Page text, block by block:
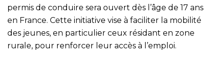
permis de conduire sera ouvert dès l’âge de 17 ans
en France. Cette initiative vise à faciliter la mobilité
des jeunes, en particulier ceux résidant en zone
rurale, pour renforcer leur accès à l’emploi.